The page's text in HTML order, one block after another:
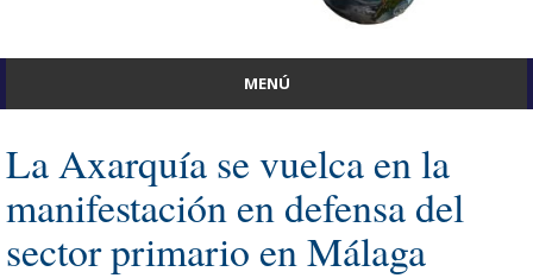
MENÚ
La Axarquía se vuelca en la
manifestación en defensa del
sector primario en Málaga